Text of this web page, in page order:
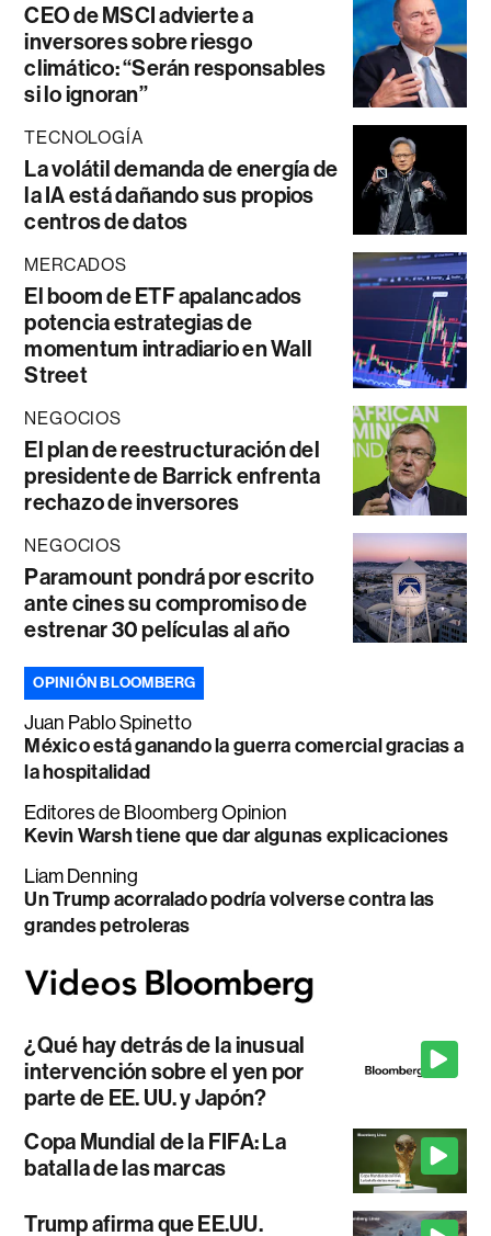
CEO de MSCI advierte a
inversores sobre riesgo
climático: “Serán responsables
si lo ignoran”
TECNOLOGÍA
La volátil demanda de energía de
la IA está dañando sus propios
centros de datos
MERCADOS
El boom de ETF apalancados
potencia estrategias de
momentum intradiario en Wall
Street
NEGOCIOS
El plan de reestructuración del
presidente de Barrick enfrenta
rechazo de inversores
NEGOCIOS
Paramount pondrá por escrito
ante cines su compromiso de
estrenar 30 películas al año
OPINIÓN BLOOMBERG
Juan Pablo Spinetto
México está ganando la guerra comercial gracias a
la hospitalidad
Editores de Bloomberg Opinion
Kevin Warsh tiene que dar algunas explicaciones
Liam Denning
Un Trump acorralado podría volverse contra las
grandes petroleras
¿Qué hay detrás de la inusual
intervención sobre el yen por
parte de EE. UU. y Japón?
Copa Mundial de la FIFA: La
batalla de las marcas
Trump afirma que EE.UU.